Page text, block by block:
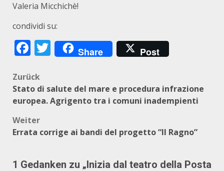
Valeria Micchichè!
condividi su:
Facebook
Twitter
Share Post
Beitragsnavigation
Zurück
Stato di salute del mare e procedura infrazione
europea. Agrigento tra i comuni inadempienti
Weiter
Errata corrige ai bandi del progetto “Il Ragno”
1 Gedanken zu „Inizia dal teatro della Posta